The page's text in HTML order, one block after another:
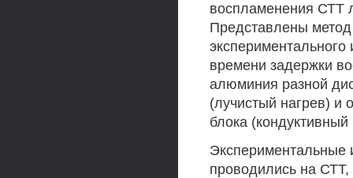
воспламенения СТТ
Представлены метод
времени задержки
алюминия разной
(лучистый нагрев) и
блока (кондуктивный
Экспериментальные
проводились на